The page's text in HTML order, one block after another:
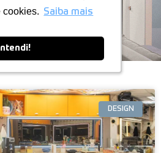
cookies. Saiba mais
cookies. Saiba mais
DESIGN